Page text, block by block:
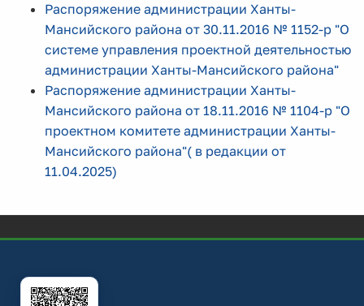
Распоряжение администрации Ханты-
Мансийского района от 30.11.2016 № 1152-р "О
системе управления проектной деятельностью
администрации Ханты-Мансийского района"
Распоряжение администрации Ханты-
Мансийского района от 18.11.2016 № 1104-р "О
проектном комитете администрации Ханты-
Мансийского района"( в редакции от
11.04.2025)